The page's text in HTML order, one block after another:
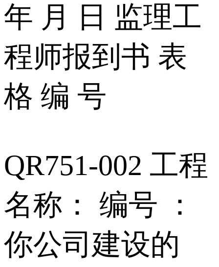
年 月 日 监理工
程师报到书 表
格 编 号
QR751-002 工程
名称： 编号 ：
你公司建设的